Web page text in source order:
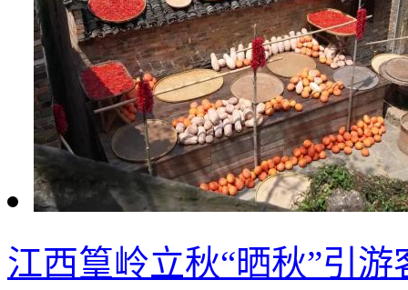
江西篁岭立秋“晒秋”引游